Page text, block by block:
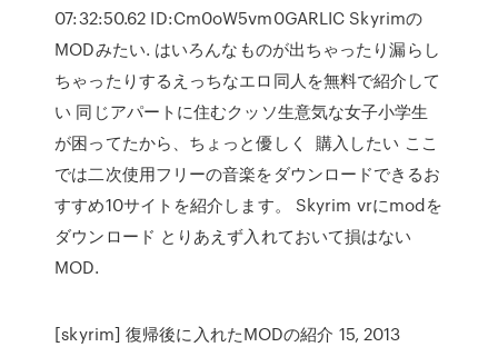
07:32:50.62 ID:Cm0oW5vm0GARLIC Skyrimの
MODみたい. はいろんなものが出ちゃったり漏らし
ちゃったりするえっちなエロ同人を無料で紹介して
い 同じアパートに住むクッソ生意気な女子小学生
が困ってたから、ちょっと優しく 購入したい ここ
では二次使用フリーの音楽をダウンロードできるお
すすめ10サイトを紹介します。 Skyrim vrにmodを
ダウンロード とりあえず入れておいて損はない
MOD.
[skyrim] 復帰後に入れたMODの紹介 15, 2013